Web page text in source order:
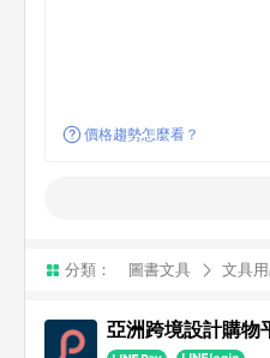
價格趨勢怎麼看？
分類： 圖書文具 文具
亞洲跨境設計購物